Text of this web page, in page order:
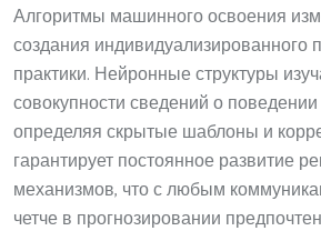
Алгоритмы машинного освоения
создания индивидуализированного
практики. Нейронные структуры
совокупности сведений о
определяя скрытые шаблоны и
гарантирует постоянное развитие
механизмов, что с любым
четче в прогнозировании